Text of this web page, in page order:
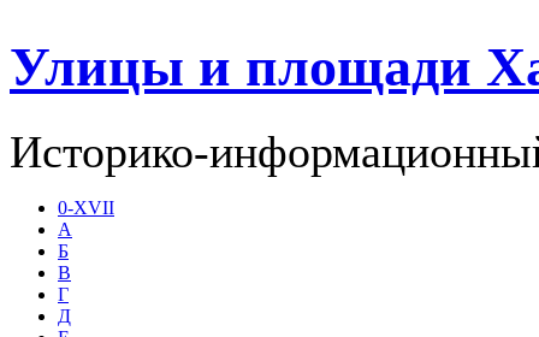
Улицы и площади
Историко-
0-XVII
А
Б
В
Г
Д